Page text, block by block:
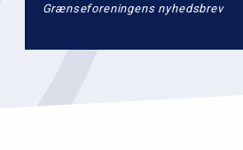
Grænseforeningens nyhedsbrev